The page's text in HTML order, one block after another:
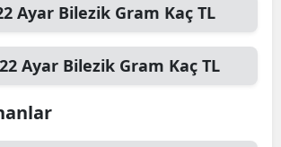
Ayar Bilezik Gram Kaç TL
22 Ayar Bilezik Gram Kaç TL